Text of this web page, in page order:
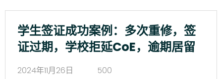
学生签证成功案例：多次重修，签
证过期，学校拒延CoE，逾期居留
2024年11月26日
500